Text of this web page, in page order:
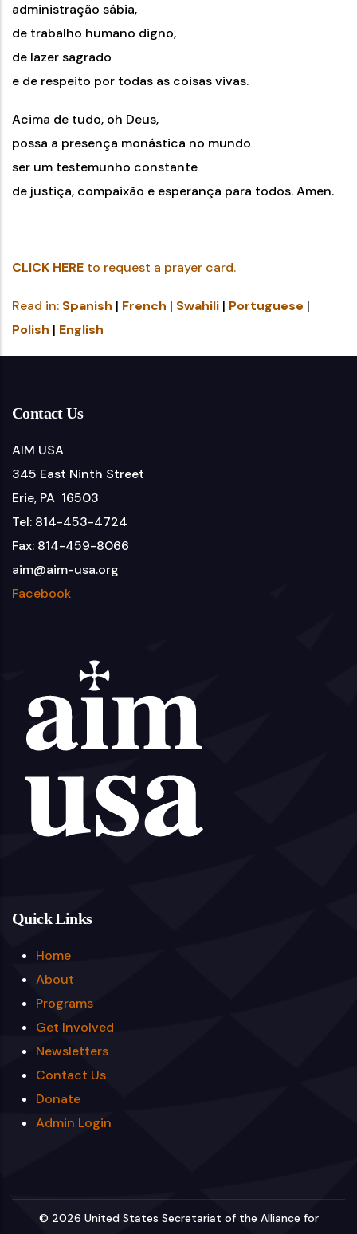
administração sábia,
de trabalho humano digno,
de lazer sagrado
e de respeito por todas as coisas vivas.
Acima de tudo, oh Deus,
possa a presença monástica no mundo
ser um testemunho constante
de justiça, compaixão e esperança para todos. Amen.
CLICK HERE to request a prayer card.
Read in: Spanish | French | Swahili | Portuguese |
Polish | English
Contact Us
AIM USA
345 East Ninth Street
Erie, PA 16503
Tel: 814-453-4724
Fax: 814-459-8066
aim@aim-usa.org
Facebook
Quick Links
Home
About
Programs
Get Involved
Newsletters
Contact Us
Donate
Admin Login
© 2026 United States Secretariat of the Alliance for